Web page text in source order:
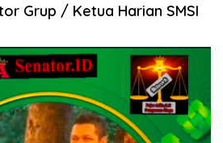
Grup / Ketua Harian SMSI